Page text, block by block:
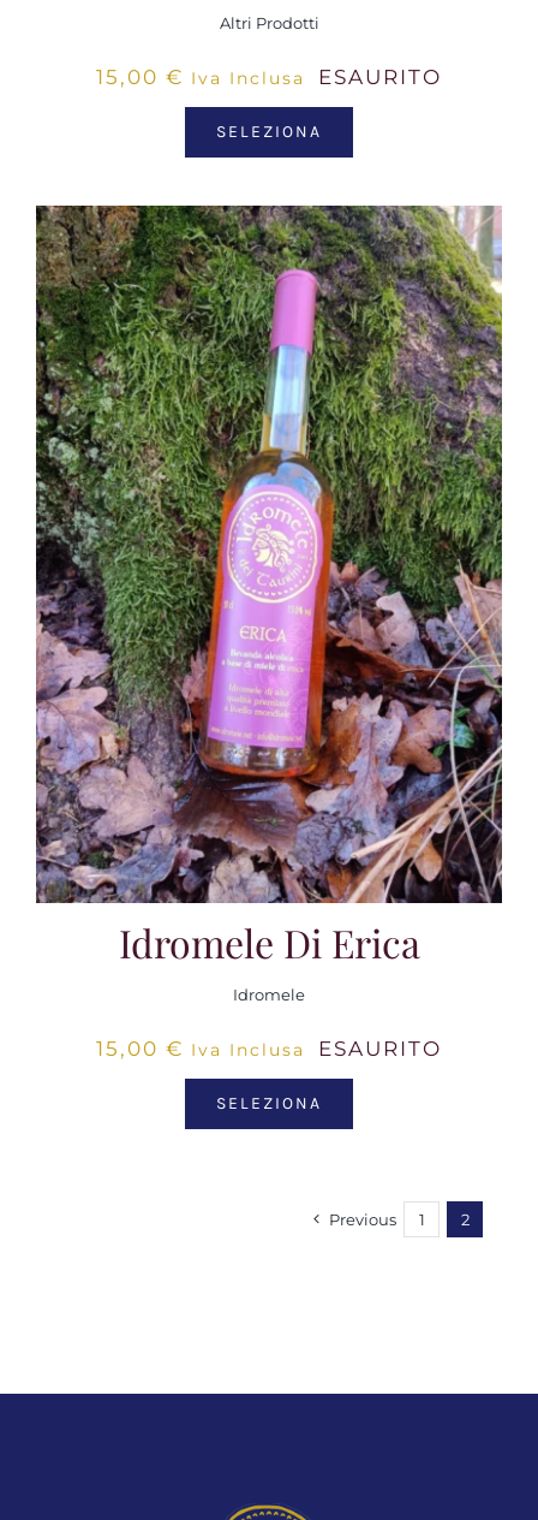
Altri Prodotti
15,00€ Iva Inclusa ESAURITO
SELEZIONA
Idromele Di Erica
Idromele
15,00€ Iva Inclusa ESAURITO
SELEZIONA
Previous 1 2